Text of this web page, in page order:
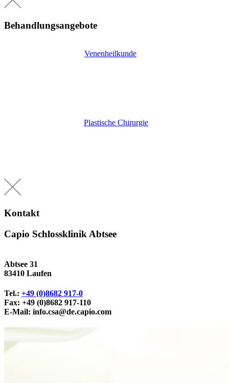
Behandlungsangebote
Venenheilkunde
Plastische Chirurgie
Kontakt
Capio Schlossklinik Abtsee
Abtsee 31
83410 Laufen
Tel.: +49 (0)8682 917-0
Fax: +49 (0)8682 917-110
E-Mail: info.csa@de.capio.com